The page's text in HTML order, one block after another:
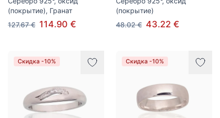
(покрытие), Гранат
127.67 € 114.90 €
(покрытие)
48.02 € 43.22 €
Скидка -10% Скидка -10%